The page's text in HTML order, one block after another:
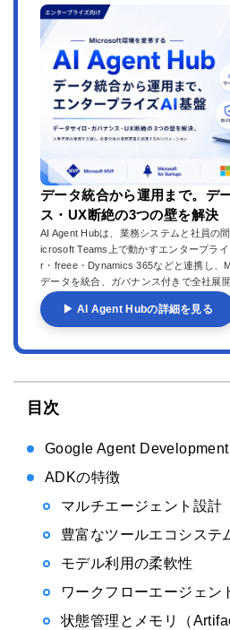
データ統合から運用まで。デ
ス・UX断絶の3つの壁を解決
AI Agent Hubは、業務システムと社員の
icrosoft Teams上で動かすエンタープラ
r・freee・Dynamics 365などと連携し、
データを統合、ガバナンス付きで全社展
▶ AI Agent Hubの詳細を見る
目次
Google Agent
ADKの特徴
マルチエージェント設計
豊富なツールエコシステ
モデル利用の柔軟性
ワークフローエージェン
状態管理とメモリ（